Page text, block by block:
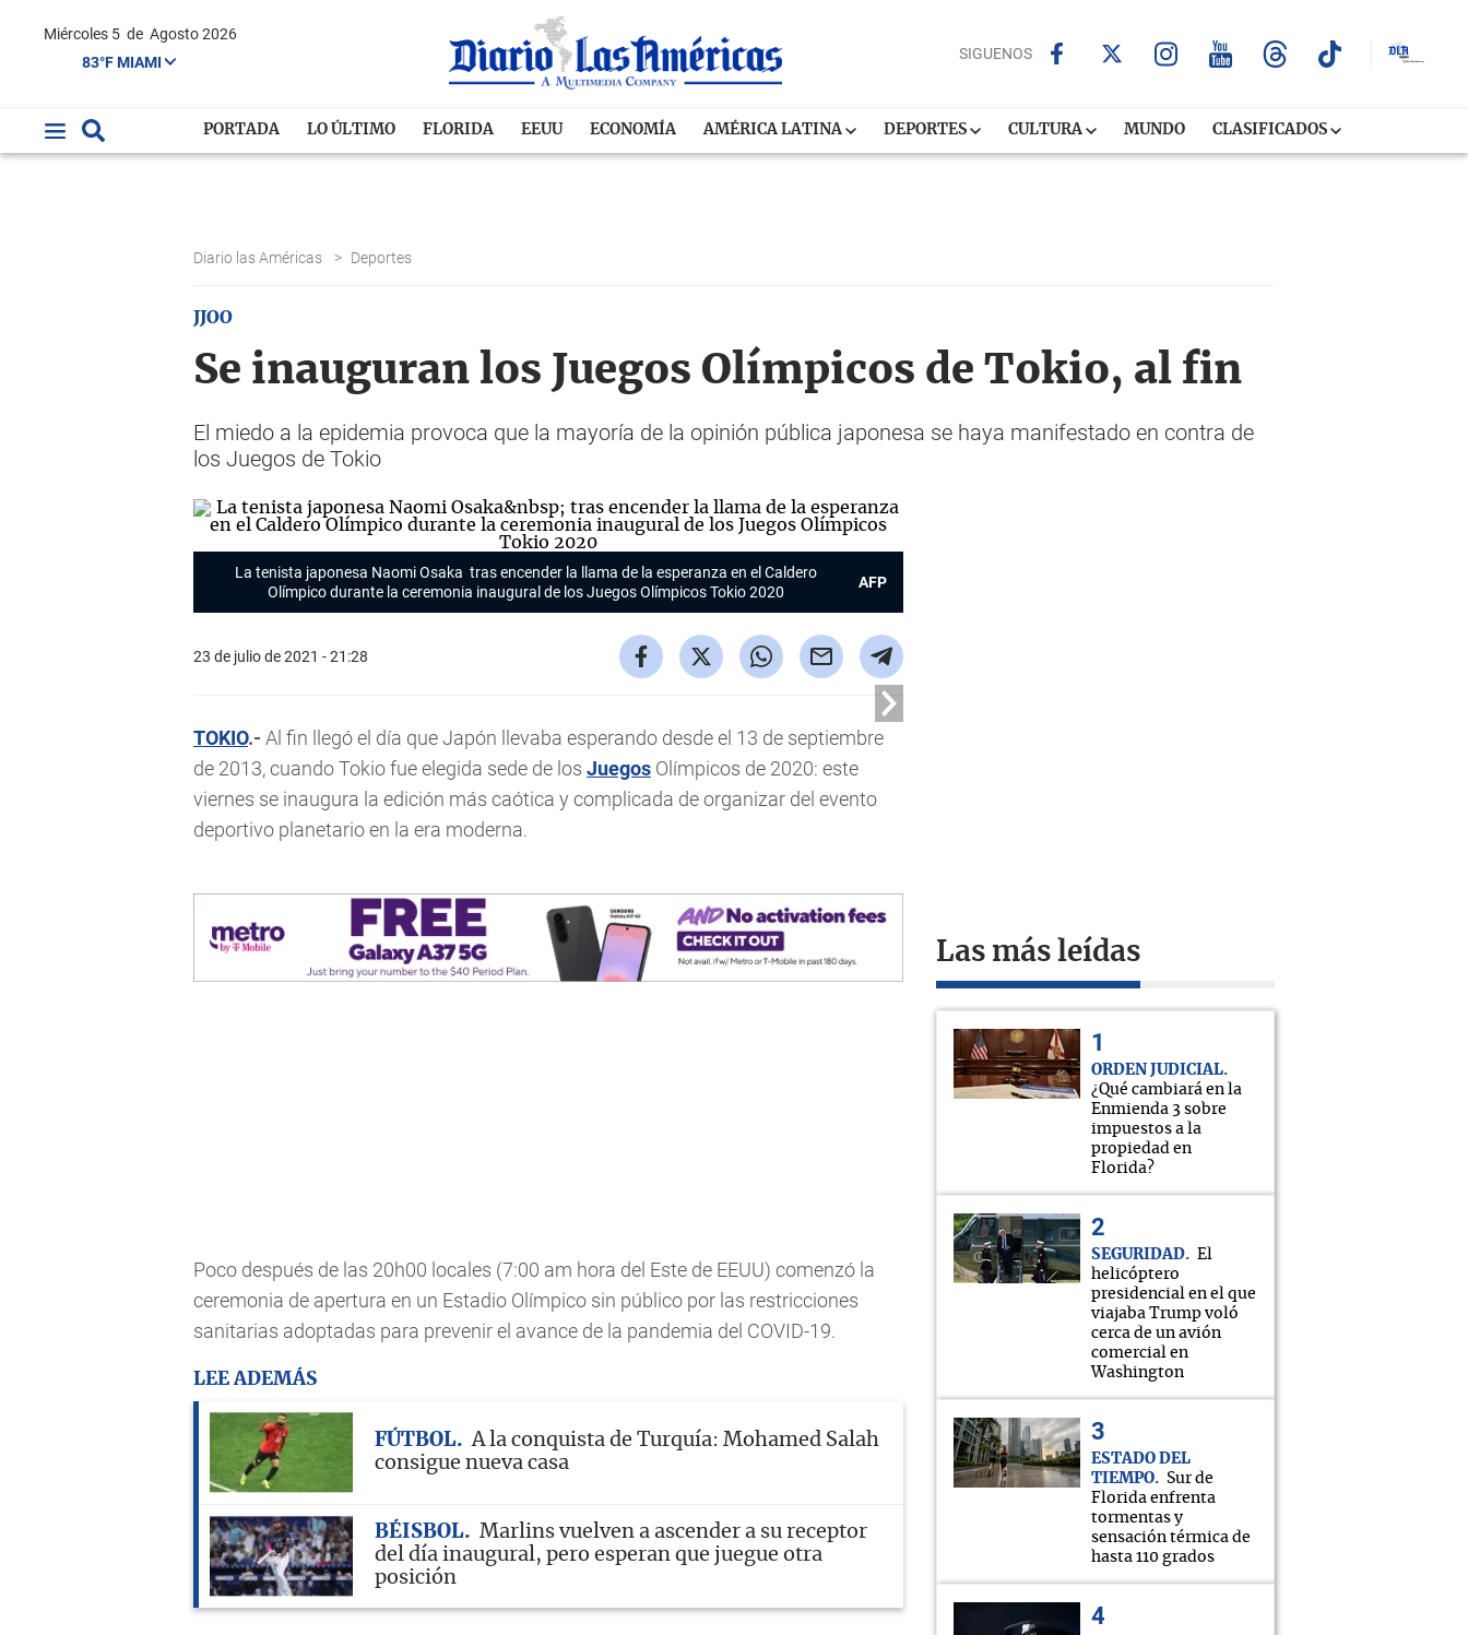
Miércoles 5 de Agosto 2026
83°F MIAMI
SIGUENOS
PORTADA LO ÚLTIMO FLORIDA EEUU ECONOMÍA AMÉRICA LATINA DEPORTES CULTURA MUNDO CLASIFICADOS
Diario las Américas > Deportes
JJOO
Se inauguran los Juegos Olímpicos de Tokio, al fin
El miedo a la epidemia provoca que la mayoría de la opinión pública japonesa se haya manifestado en contra de
los Juegos de Tokio
La tenista japonesa Naomi Osaka tras encender la llama de la esperanza en el Caldero
Olímpico durante la ceremonia inaugural de los Juegos Olímpicos Tokio 2020
AFP
23 de julio de 2021 - 21:28
TOKIO.- Al fin llegó el día que Japón llevaba esperando desde el 13 de septiembre
de 2013, cuando Tokio fue elegida sede de los Juegos Olímpicos de 2020: este
viernes se inaugura la edición más caótica y complicada de organizar del evento
deportivo planetario en la era moderna.
Poco después de las 20h00 locales (7:00 am hora del Este de EEUU) comenzó la
ceremonia de apertura en un Estadio Olímpico sin público por las restricciones
sanitarias adoptadas para prevenir el avance de la pandemia del COVID-19.
LEE ADEMÁS
FÚTBOL
A la conquista de Turquía: Mohamed Salah
consigue nueva casa
BÉISBOL
Marlins vuelven a ascender a su receptor
del día inaugural, pero esperan que juegue otra
posición
Las más leídas
ORDEN JUDICIAL
¿Qué cambiará en la
Enmienda 3 sobre
impuestos a la
propiedad en
Florida?
SEGURIDAD
El
helicóptero
presidencial en el que
viajaba Trump voló
cerca de un avión
comercial en
Washington
ESTADO DEL
TIEMPO
Sur de
Florida enfrenta
tormentas y
sensación térmica de
hasta 110 grados